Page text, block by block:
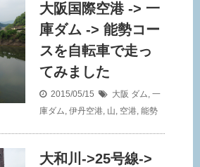
大阪国際空港 -> 一
庫ダム -> 能勢コー
スを自転車で走っ
てみました
2015/05/15 大阪 ダム, 一
庫ダム, 伊丹空港, 山, 空港, 能勢
大和川->25号線->